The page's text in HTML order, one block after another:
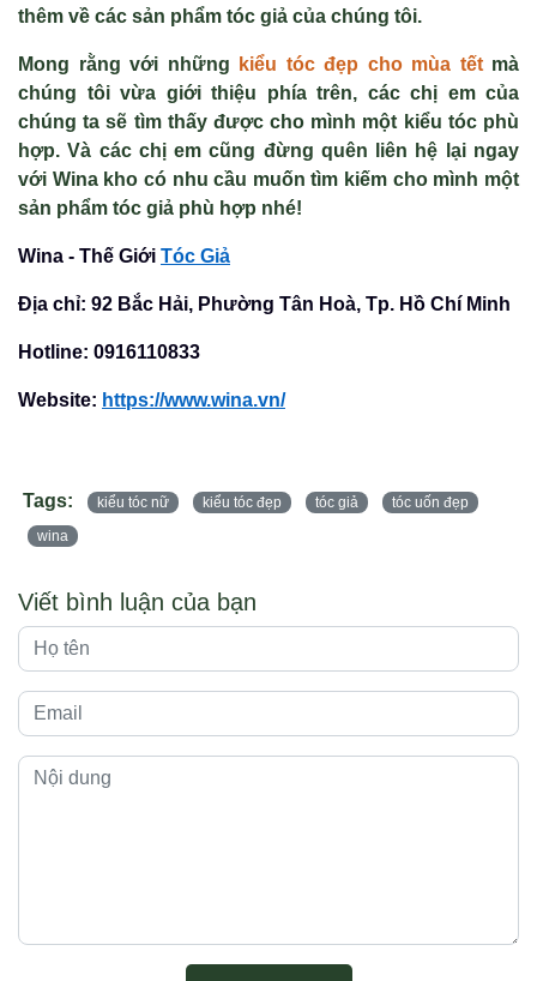
thêm về các sản phẩm tóc giả của chúng tôi.
Mong rằng với những kiểu tóc đẹp cho mùa tết mà
chúng tôi vừa giới thiệu phía trên, các chị em của
chúng ta sẽ tìm thấy được cho mình một kiểu tóc phù
hợp. Và các chị em cũng đừng quên liên hệ lại ngay
với Wina kho có nhu cầu muốn tìm kiếm cho mình một
sản phẩm tóc giả phù hợp nhé!
Wina - Thế Giới Tóc Giả
Địa chỉ: 92 Bắc Hải, Phường Tân Hoà, Tp. Hồ Chí Minh
Hotline: 0916110833
Website: https://www.wina.vn/
Tags: kiểu tóc nữ kiểu tóc đẹp tóc giả
tóc uốn đẹp
wina
Viết bình luận của bạn